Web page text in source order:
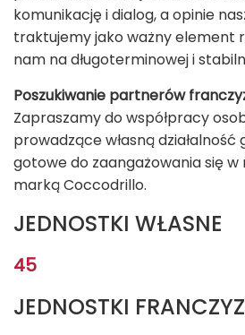
komunikację i dialog, a opinie
traktujemy jako ważny element
nam na długoterminowej i
Poszukiwanie partnerów
Zapraszamy do współpracy
prowadzące własną działalność
gotowe do zaangażowania się w
marką Coccodrillo.
JEDNOSTKI WŁASNE
45
JEDNOSTKI